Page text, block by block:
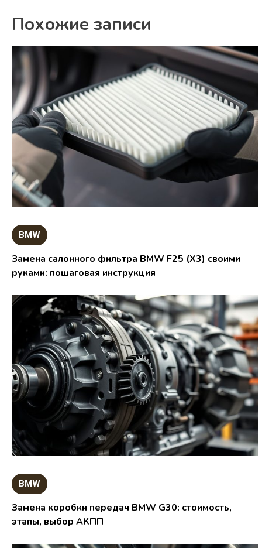
Похожие записи
BMW
Замена салонного фильтра BMW F25 (X3) своими
руками: пошаговая инструкция
BMW
Замена коробки передач BMW G30: стоимость,
этапы, выбор АКПП